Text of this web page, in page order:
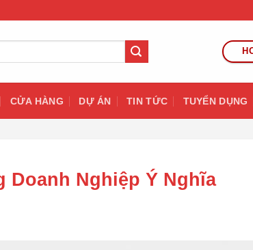
CỬA HÀNG DỰ ÁN TIN TỨC TUYỂN DỤNG
Doanh Nghiệp Ý Nghĩa